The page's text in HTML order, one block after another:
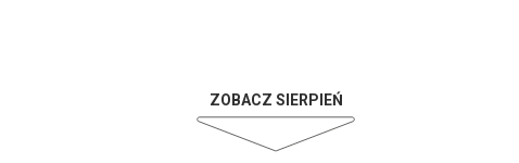
ZOBACZ SIERPIEŃ